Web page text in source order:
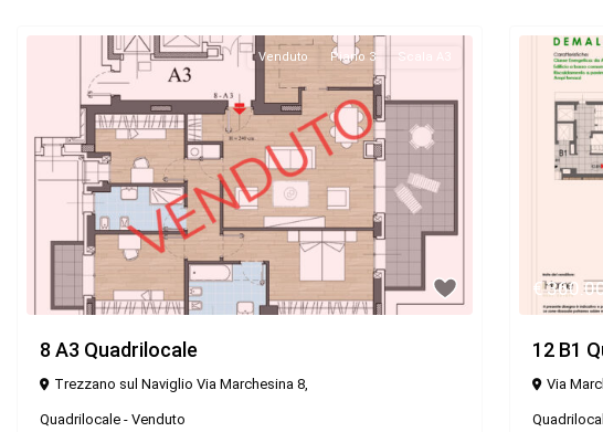
Venduto Piano 3 Scala A3
8 A3 Quadrilocale
Trezzano sul Naviglio Via Marchesina 8,
Quadrilocale - Venduto
€
12 B1
Via